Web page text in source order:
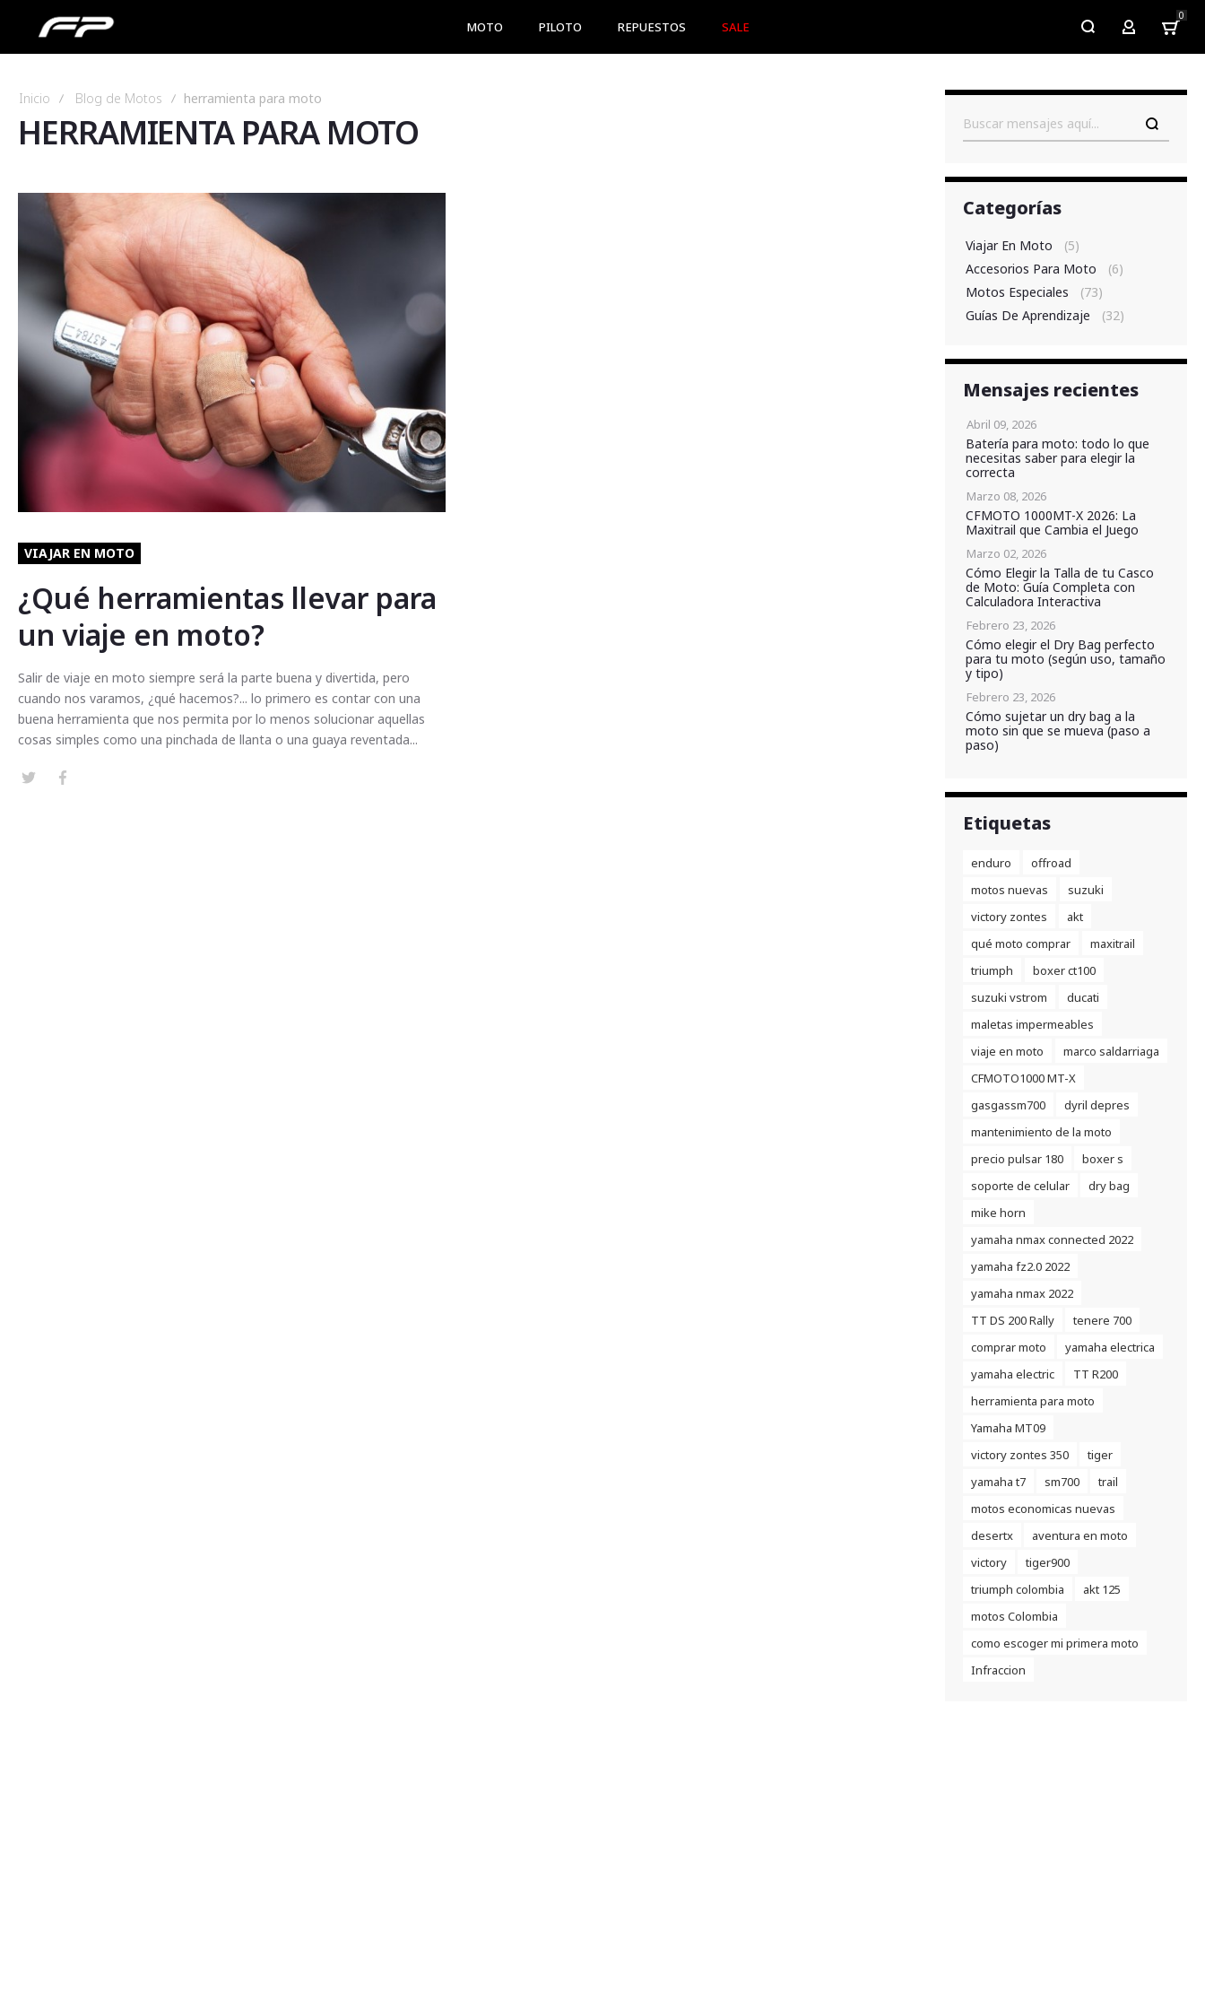
MOTO PILOTO REPUESTOS SALE My Account
0
Inicio Blog de Motos herramienta para moto
HERRAMIENTA PARA MOTO
VIAJAR EN MOTO
¿Qué herramientas llevar para
un viaje en moto?
Salir de viaje en moto siempre será la parte buena y divertida, pero
cuando nos varamos, ¿qué hacemos?... lo primero es contar con una
buena herramienta que nos permita por lo menos solucionar aquellas
cosas simples como una pinchada de llanta o una guaya reventada...
Buscar
Categorías
Viajar En Moto
(5)
Accesorios Para Moto
(6)
Motos Especiales
(73)
Guías De Aprendizaje
(32)
Mensajes recientes
Abril 09, 2026
Batería para moto: todo lo que
necesitas saber para elegir la
correcta
Marzo 08, 2026
CFMOTO 1000MT-X 2026: La
Maxitrail que Cambia el Juego
Marzo 02, 2026
Cómo Elegir la Talla de tu Casco
de Moto: Guía Completa con
Calculadora Interactiva
Febrero 23, 2026
Cómo elegir el Dry Bag perfecto
para tu moto (según uso, tamaño
y tipo)
Febrero 23, 2026
Cómo sujetar un dry bag a la
moto sin que se mueva (paso a
paso)
Etiquetas
enduro
offroad
motos nuevas
suzuki
victory zontes
akt
qué moto comprar
maxitrail
triumph
boxer ct100
suzuki vstrom
ducati
maletas impermeables
viaje en moto
marco saldarriaga
CFMOTO1000 MT-X
gasgassm700
dyril depres
mantenimiento de la moto
precio pulsar 180
boxer s
soporte de celular
dry bag
mike horn
yamaha nmax connected 2022
yamaha fz2.0 2022
yamaha nmax 2022
TT DS 200 Rally
tenere 700
comprar moto
yamaha electrica
yamaha electric
TT R200
herramienta para moto
Yamaha MT09
victory zontes 350
tiger
yamaha t7
sm700
trail
motos economicas nuevas
desertx
aventura en moto
victory
tiger900
triumph colombia
akt 125
motos Colombia
como escoger mi primera moto
Infraccion